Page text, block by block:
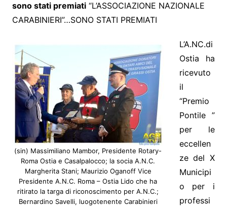
sono stati premiati“L’ASSOCIAZIONE NAZIONALE
CARABINIERI”…SONO STATI PREMIATI
(sin) Massimiliano Mambor, Presidente Rotary-
Roma Ostia e Casalpalocco; la socia A.N.C.
Margherita Stani; Maurizio Oganoff Vice
Presidente A.N.C. Roma – Ostia Lido che ha
ritirato la targa di riconoscimento per A.N.C.;
Bernardino Savelli, luogotenente Carabinieri
L’A.NC.di
Ostia ha
ricevuto
il
“Premio
Pontile ”
per le
eccellen
ze del X
Municipi
o per i
professi